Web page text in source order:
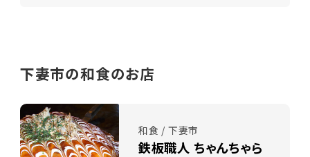
下妻市の和食のお店
和食 / 下妻市
鉄板職人 ちゃんちゃら